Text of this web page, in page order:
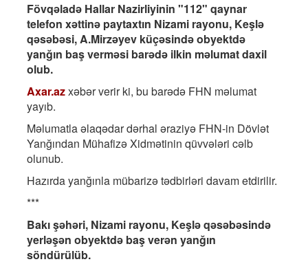
Fövqəladə Hallar Nazirliyinin "112" qaynar
telefon xəttinə paytaxtın Nizami rayonu, Keşlə
qəsəbəsi, A.Mirzəyev küçəsində obyektdə
yanğın baş verməsi barədə ilkin məlumat daxil
olub.
Axar.azxəbər verir ki, bu barədə FHN məlumat
yayıb.
Məlumatla əlaqədar dərhal əraziyə FHN-in Dövlət
Yanğından Mühafizə Xidmətinin qüvvələri cəlb
olunub.
Hazırda yanğınla mübarizə tədbirləri davam etdirilir.
***
Bakı şəhəri, Nizami rayonu, Keşlə qəsəbəsində
yerləşən obyektdə baş verən yanğın
söndürülüb.